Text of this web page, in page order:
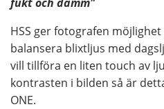
HSS ger fotografen
balansera blixtljus med
vill tillföra en liten touch av
kontrasten i bilden så är
ONE.